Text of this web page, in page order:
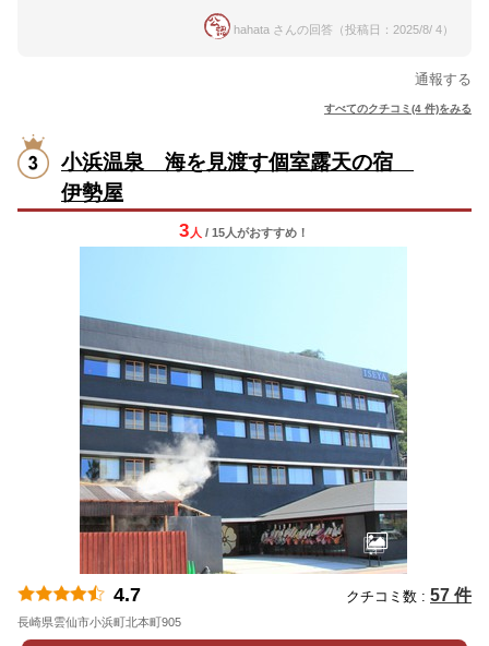
hahata さんの回答（投稿日：2025/8/ 4）
通報する
すべてのクチコミ(4 件)をみる
小浜温泉 海を見渡す個室露天の宿
伊勢屋
3 人 / 15人がおすすめ！
4.7 クチコミ数 : 57 件
長崎県雲仙市小浜町北本町905